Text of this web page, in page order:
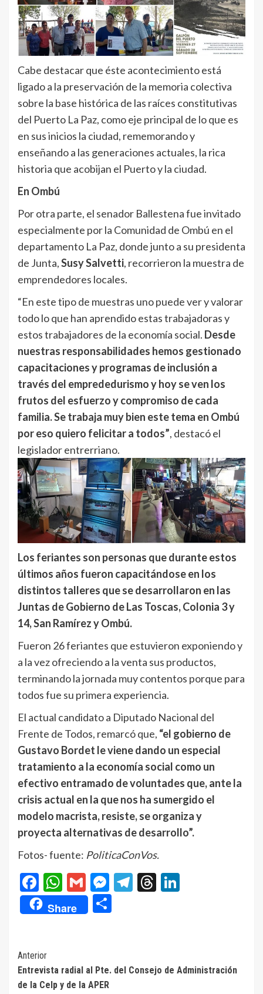
Cabe destacar que éste acontecimiento está
ligado a la preservación de la memoria colectiva
sobre la base histórica de las raíces constitutivas
del Puerto La Paz, como eje principal de lo que es
en sus inicios la ciudad, rememorando y
enseñando a las generaciones actuales, la rica
historia que acobijan el Puerto y la ciudad.
En Ombú
Por otra parte, el senador Ballestena fue invitado
especialmente por la Comunidad de Ombú en el
departamento La Paz, donde junto a su presidenta
de Junta,Susy Salvetti, recorrieron la muestra de
emprendedores locales.
“En este tipo de muestras uno puede ver y valorar
todo lo que han aprendido estas trabajadoras y
estos trabajadores de la economía social. Desde
nuestras responsabilidades hemos gestionado
capacitaciones y programas de inclusión a
través del emprededurismo y hoy se ven los
frutos del esfuerzo y compromiso de cada
familia. Se trabaja muy bien este tema en Ombú
por eso quiero felicitar a todos”, destacó el
legislador entrerriano.
Los feriantes son personas que durante estos
últimos años fueron capacitándose en los
distintos talleres que se desarrollaron en las
Juntas de Gobierno de Las Toscas, Colonia 3 y
14, San Ramírez y Ombú.
Fueron 26 feriantes que estuvieron exponiendo y
a la vez ofreciendo a la venta sus productos,
terminando la jornada muy contentos porque para
todos fue su primera experiencia.
El actual candidato a Diputado Nacional del
Frente de Todos, remarcó que, “el gobierno de
Gustavo Bordet le viene dando un especial
tratamiento a la economía social como un
efectivo entramado de voluntades que, ante la
crisis actual en la que nos ha sumergido el
modelo macrista, resiste, se organiza y
proyecta alternativas de desarrollo”.
Fotos- fuente: PoliticaConVos.
Facebook
WhatsApp
GmailMessenger
Telegram
Threads
Share
Navegación
de
Anterior
Entrevista radial al Pte. del Consejo de Administración
de la Celp y de la APER